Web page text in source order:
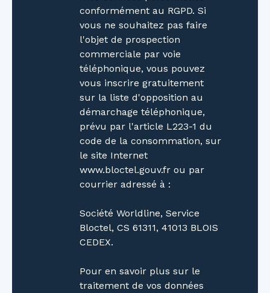
m²Une salle d’eau avec WCDeux espaces de
rangement supplémentaires🔧 Chauffage :
Chaudière gaz à condensation (facture 2022 :
2000€) + radiateurs électriques Tout à l'égout
Taxe foncière : 1753 € Contactez moi pour plus
d'informations et venir visiter, Christelle Caël -
Votre conseillère Concordis à Toul - 06 21 06
48 06 📞 Les informations sur les risques
auxquels ce bien est exposé sont disponibles
sur le site Géorisques : www. georisques. gouv.
fr La présente annonce immobilière a été
rédigée sous la responsabilité éditoriale de
Mme Christelle Caël, Agent Commercial
Registre Spécial des Agents Commerciaux
(RSAC) du Tribunal de Commerce de Nancy
sous le numéro 981631765
conformément au RGPD. Si
vous ne souhaitez pas faire
l'objet de prospection
commerciale par voie
téléphonique, vous pouvez
vous inscrire gratuitement
sur la liste d'opposition au
démarchage téléphonique,
prévu par l'article L223-1 du
code de la consommation, sur
le site Internet
www.bloctel.gouv.fr ou par
courrier adressé à :
Société Worldline, Service
Bloctel, CS 61311, 41013 BLOIS
CEDEX.
Pour en savoir plus sur le
traitement de vos données